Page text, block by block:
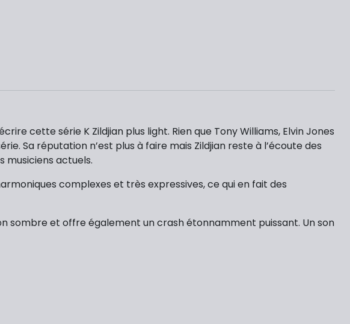
cette série K Zildjian plus light. Rien que Tony Williams, Elvin Jones
Sa réputation n’est plus à faire mais Zildjian reste à l’écoute des
musiciens actuels.
complexes et très expressives, ce qui en fait des
sombre et offre également un crash étonnamment puissant. Un son